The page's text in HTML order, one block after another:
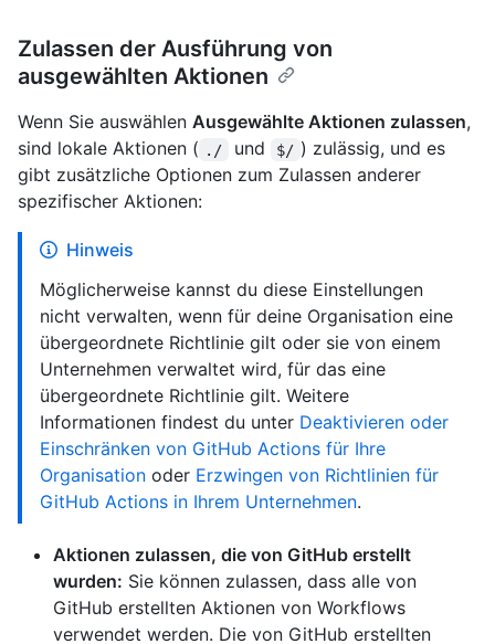
Zulassen der Ausführung von
ausgewählten Aktionen
Wenn Sie auswählen Ausgewählte Aktionen zulassen,
sind lokale Aktionen ( ./ und $/ ) zulässig, und es
gibt zusätzliche Optionen zum Zulassen anderer
spezifischer Aktionen:
Hinweis
Möglicherweise kannst du diese Einstellungen
nicht verwalten, wenn für deine Organisation eine
übergeordnete Richtlinie gilt oder sie von einem
Unternehmen verwaltet wird, für das eine
übergeordnete Richtlinie gilt. Weitere
Informationen findest du unter Deaktivieren oder
Einschränken von GitHub Actions für Ihre
Organisation oder Erzwingen von Richtlinien für
GitHub Actions in Ihrem Unternehmen.
Aktionen zulassen, die von GitHub erstellt
wurden: Sie können zulassen, dass alle von
GitHub erstellten Aktionen von Workflows
verwendet werden. Die von GitHub erstellten